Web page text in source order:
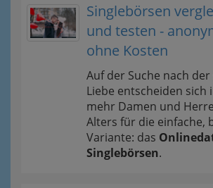
Singlebörsen
und testen -
ohne Kosten
Auf der Suche nach
Liebe entscheiden sich
mehr Damen und
Alters für die einfache,
Variante: das
Singlebörsen.